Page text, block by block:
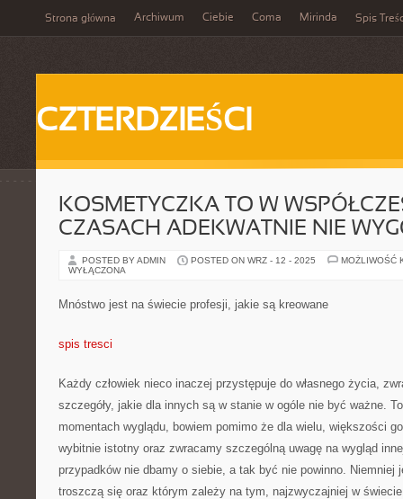
Strona główna Archiwum Ciebie Coma Mirinda Spis
CZTERDZIEŚCI
KOSMETYCZKA TO W
CZASACH ADEKWATNIE NIE
POSTED BY ADMIN POSTED ON WRZ - 12 - 2025
MOŻLIWOŚĆ
WYŁĄCZONA
Mnóstwo jest na świecie profesji, jakie są kreowane
spis tresci
Każdy człowiek nieco inaczej przystępuje do własnego życia,
szczegóły, jakie dla innych są w stanie w ogóle nie być ważne.
momentach wyglądu, bowiem pomimo że dla wielu, większości
wybitnie istotny oraz zwracamy szczególną uwagę na wygląd
przypadków nie dbamy o siebie, a tak być nie powinno. Niemniej
troszczą się oraz którym zależy na tym, najzwyczajniej w